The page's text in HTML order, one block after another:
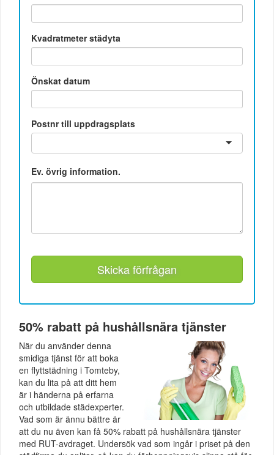
Kvadratmeter städyta
Önskat datum
Postnr till uppdragsplats
Ev. övrig information.
Skicka förfrågan
50% rabatt på hushållsnära tjänster
När du använder denna
smidiga tjänst för att boka
en flyttstädning i Tomteby,
kan du lita på att ditt hem
är i händerna på erfarna
och utbildade städexperter.
Vad som är ännu bättre är
att du nu även kan få 50% rabatt på hushållsnära tjänster
med RUT-avdraget. Undersök vad som ingår i priset på den